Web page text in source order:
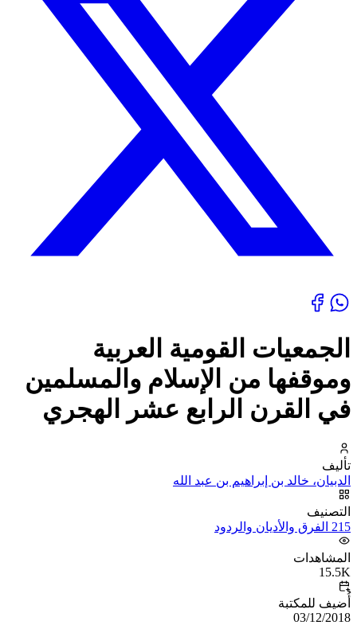
الجمعيات القومية العربية
وموقفها من الإسلام والمسلمين
في القرن الرابع عشر الهجري
تأليف
الدبيان، خالد بن إبراهيم بن عبد الله
التصنيف
215 الفرق والأديان والردود
المشاهدات
15.5K
أُضيف للمكتبة
03/12/2018